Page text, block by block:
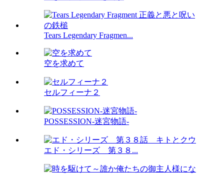
Tears Legendary Fragmen...
空を求めて
セルフィーナ２
POSSESSION-迷宮物語-
エド・シリーズ 第３８...